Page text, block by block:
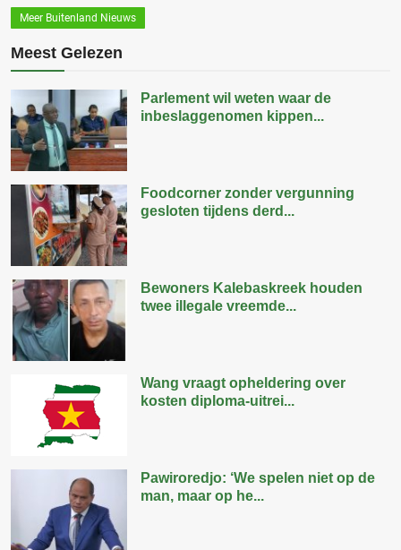
Meer Buitenland Nieuws
Meest Gelezen
Parlement wil weten waar de
inbeslaggenomen kippen...
Foodcorner zonder vergunning
gesloten tijdens derd...
Bewoners Kalebaskreek houden
twee illegale vreemde...
Wang vraagt opheldering over
kosten diploma-uitrei...
Pawiroredjo: ‘We spelen niet op de
man, maar op he...